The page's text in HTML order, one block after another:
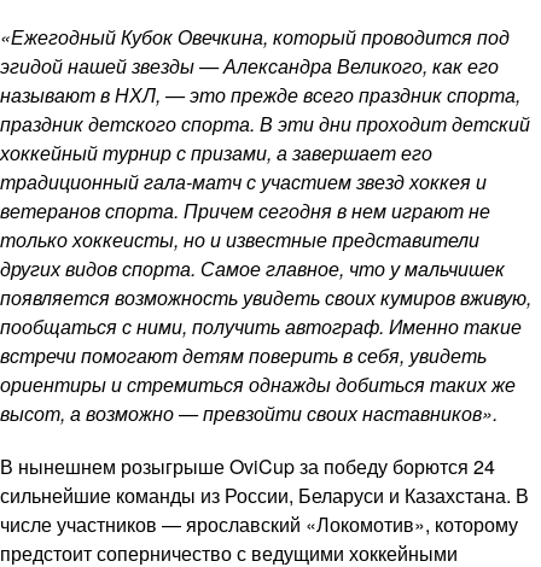
«Ежегодный Кубок Овечкина, который проводится под
эгидой нашей звезды — Александра Великого, как его
называют в НХЛ, — это прежде всего праздник спорта,
праздник детского спорта. В эти дни проходит детский
хоккейный турнир с призами, а завершает его
традиционный гала-матч с участием звезд хоккея и
ветеранов спорта. Причем сегодня в нем играют не
только хоккеисты, но и известные представители
других видов спорта. Самое главное, что у мальчишек
появляется возможность увидеть своих кумиров вживую,
пообщаться с ними, получить автограф. Именно такие
встречи помогают детям поверить в себя, увидеть
ориентиры и стремиться однажды добиться таких же
высот, а возможно — превзойти своих наставников».
В нынешнем розыгрыше OviCup за победу борются 24
сильнейшие команды из России, Беларуси и Казахстана. В
числе участников — ярославский «Локомотив», которому
предстоит соперничество с ведущими хоккейными